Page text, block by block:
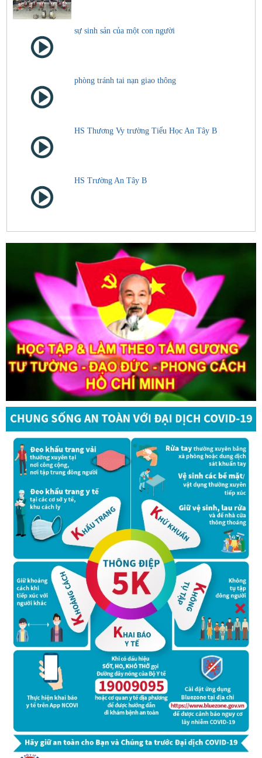
sự sinh sản của một con người
phòng tránh tai nạn giao thông
HS Thương Vy trường Tiểu Học An Tây B
HS Trường An Tây B